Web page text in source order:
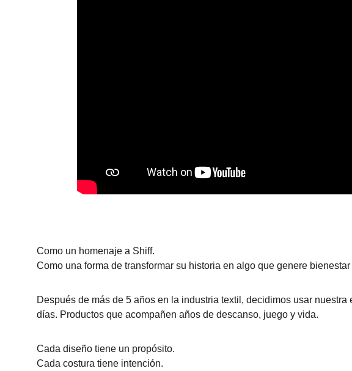
Como un homenaje a Shiff.
Como una forma de transformar su historia en algo que genere
Después de más de 5 años en la industria textil, decidimos usar
días. Productos que acompañen años de descanso, juego y vida.
Cada diseño tiene un propósito.
Cada costura tiene intención.